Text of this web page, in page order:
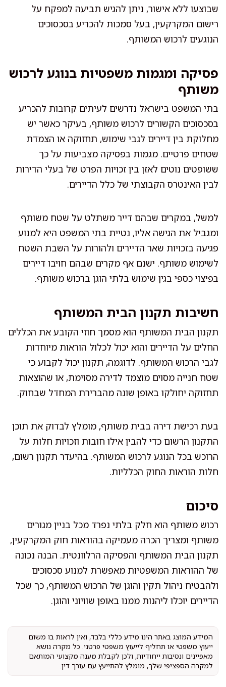
שבוצעו ללא אישור, ניתן להגיש תביעה למפקח על
רישום המקרקעין, בעל סמכות להכריע בסכסוכים
הנוגעים לרכוש המשותף.
פסיקה ומגמות משפטיות בנוגע לרכוש
משותף
בתי המשפט בישראל נדרשים לעיתים קרובות להכריע
בסכסוכים הקשורים לרכוש משותף, בעיקר כאשר יש
מחלוקת בין דיירים לגבי שימוש, תחזוקה או הצמדת
שטחים פרטיים. מגמות בפסיקה מצביעות על כך
ששופטים נוטים לאזן בין זכויות הפרט של בעלי הדירות
לבין האינטרס הקבוצתי של כלל הדיירים.
למשל, במקרים שבהם דייר משתלט על שטח משותף
ומגביל את הגישה אליו, נטיית בתי המשפט היא למנוע
פגיעה בזכויות שאר הדיירים ולהורות על השבת השטח
לשימוש משותף. ישנם אף מקרים שבהם חויבו דיירים
בפיצוי כספי בגין שימוש בלתי הוגן ברכוש משותף.
חשיבות תקנון הבית המשותף
תקנון הבית המשותף הוא מסמך חוזי הקובע את הכללים
החלים על הדיירים והוא יכול לכלול הוראות מיוחדות
לגבי הרכוש המשותף. לדוגמה, תקנון יכול לקבוע כי
שטח חנייה מסוים מוצמד לדירה מסוימת, או שהוצאות
תחזוקה יחולקו באופן שונה מהברירת המחדל שבחוק.
בעת רכישת דירה בבית משותף, מומלץ לבדוק את תוכן
התקנון הרשום כדי להבין אילו חובות וזכויות חלות על
הרוכש בכל הנוגע לרכוש המשותף. בהיעדר תקנון רשום,
חלות הוראות החוק הכלליות.
סיכום
רכוש משותף הוא חלק בלתי נפרד מכל בניין מגורים
משותף ומצריך הכרה מעמיקה בהוראות חוק המקרקעין,
תקנון הבית המשותף והפסיקה הרלוונטית. הבנה נכונה
של ההוראות המשפטיות מאפשרת למנוע סכסוכים
ולהבטיח ניהול תקין והוגן של הרכוש המשותף, כך שכל
הדיירים יוכלו ליהנות ממנו באופן שוויוני והוגן.
המידע המוצג באתר הינו מידע כללי בלבד, ואין לראות בו משום
ייעוץ משפטי או תחליף לייעוץ משפטי פרטני. כל מקרה נושא
מאפיינים ונסיבות ייחודיות, ולכן לקבלת מענה מקצועי המותאם
למקרה הספציפי שלך, מומלץ להתייעץ עם עורך דין.